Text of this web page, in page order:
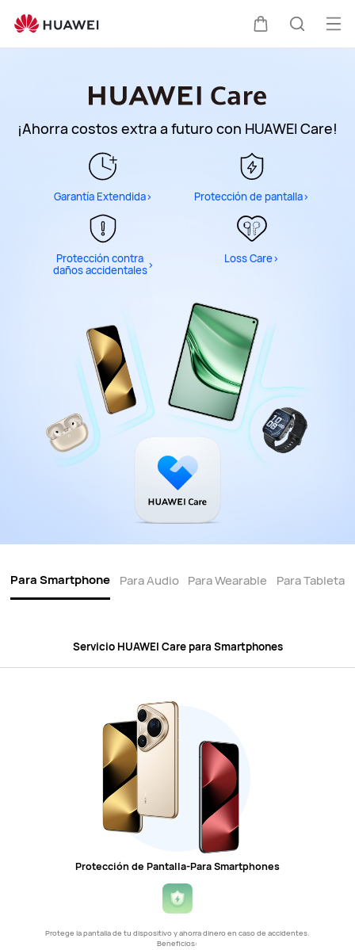
técnico
de
Carrito
¡Ahorra costos extra a futuro con HUAWEI Care!
Garantía Extendida> Protección de pantalla>
Protección contra
daños accidentales> Loss Care>
Para Smartphone Para Audio Para Wearable Para Tableta
Servicio HUAWEI Care para Smartphones
Protección de Pantalla-Para Smartphones
Protege la pantalla de tu dispositivo y ahorra dinero en caso de accidentes.
Beneficios: